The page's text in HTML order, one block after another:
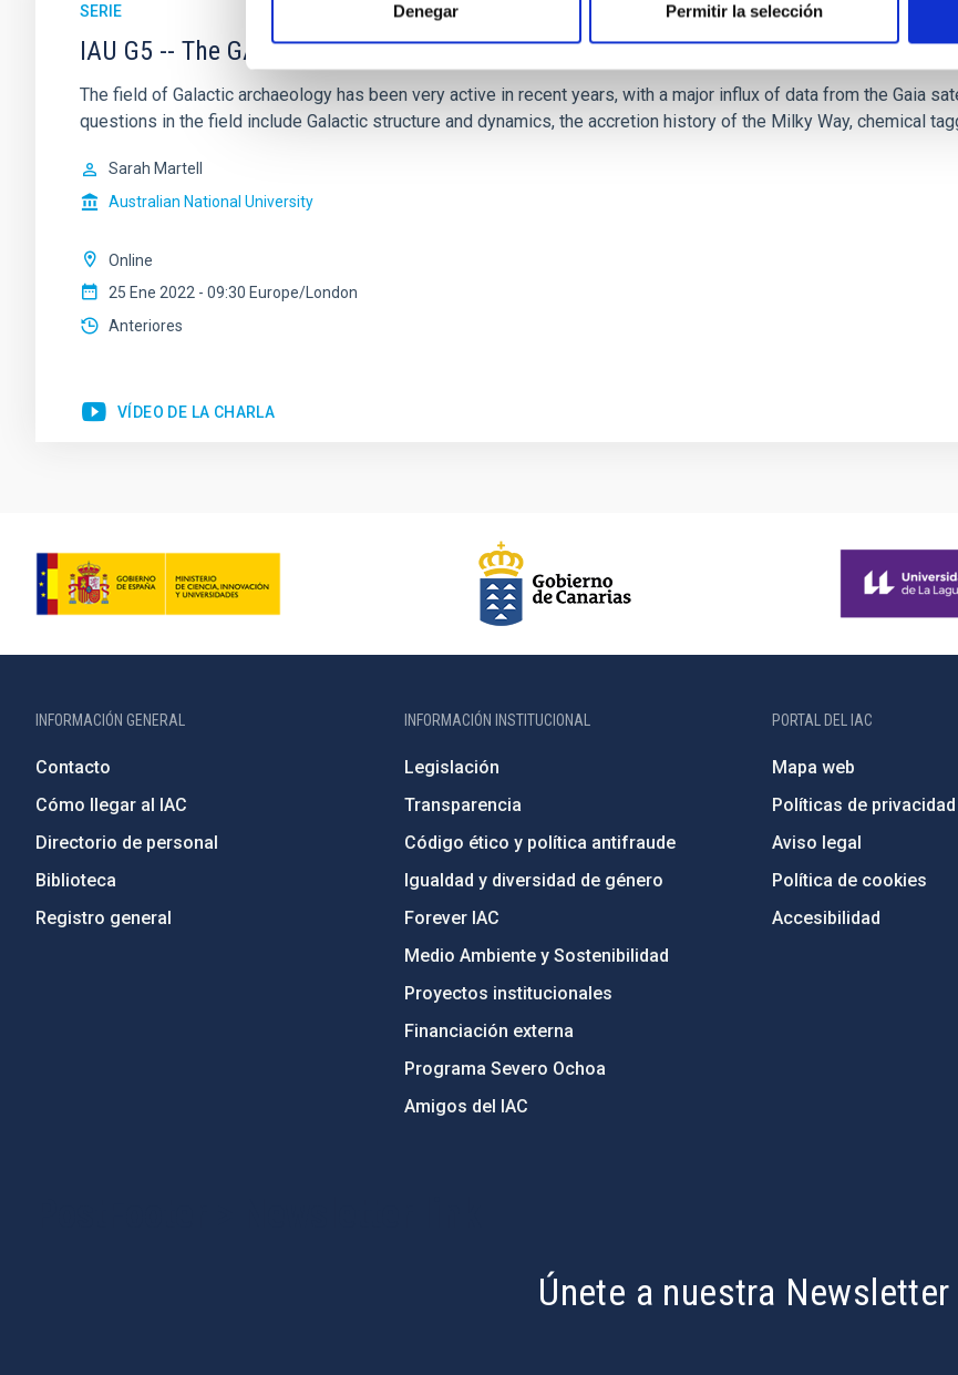
Denegar Permitir la selección
SERIE
IAU G5 -- The GALAH survey: science goals and highlights to date
The field of Galactic archaeology has been very active in recent years, with a major influx of data from the Gaia
questions in the field include Galactic structure and dynamics, the accretion history of the Milky Way, chemical
Sarah Martell
Australian National University
Online
25 Ene 2022 - 09:30 Europe/London
Anteriores
VÍDEO DE LA CHARLA
INFORMACIÓN GENERAL
Contacto
Cómo llegar al IAC
Directorio de personal
Biblioteca
Registro general
INFORMACIÓN INSTITUCIONAL
Legislación
Transparencia
Código ético y política antifraude
Igualdad y diversidad de género
Forever IAC
Medio Ambiente y Sostenibilidad
Proyectos institucionales
Financiación externa
Programa Severo Ochoa
Amigos del IAC
PORTAL DEL IAC
Mapa web
Políticas de privacidad
Aviso legal
Política de cookies
Accesibilidad
Únete a nuestra Newsletter